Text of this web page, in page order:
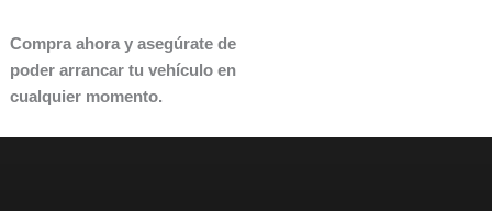
Compra ahora y asegúrate de
poder arrancar tu vehículo en
cualquier momento.